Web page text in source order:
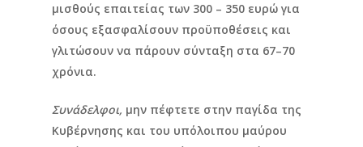
μισθούς επαιτείας των 300 – 350 ευρώ για
όσους εξασφαλίσουν προϋποθέσεις και
γλιτώσουν να πάρουν σύνταξη στα 67–70
χρόνια.
Συνάδελφοι, μην πέφτετε στην παγίδα της
Κυβέρνησης και του υπόλοιπου μαύρου